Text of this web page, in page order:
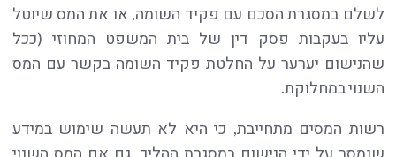
לשלם במסגרת הסכם עם פקיד השומה, או את המס שיוטל
עליו בעקבות פסק דין של בית המשפט המחוזי (ככל
שהנישום יערער על החלטת פקיד השומה בקשר עם המס
השנוי במחלוקת.
רשות המסים מתחייבת, כי היא לא תעשה שימוש במידע
שנמסר על ידי הנישום במסגרת ההליך, גם אם המס השנוי